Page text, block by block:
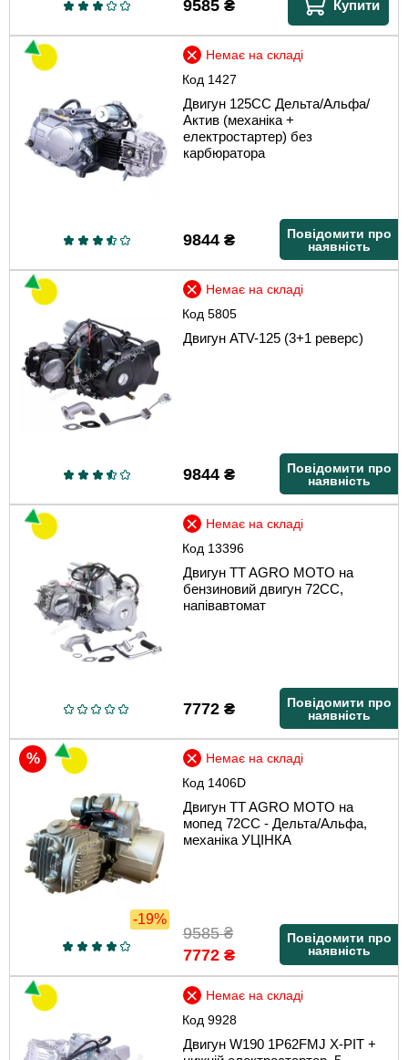
9585₴ Купити
Код 1427
Немає на складі
Двигун 125CC Дельта/Альфа/
Актив (механіка +
електростартер) без
карбюратора
9844₴
Повідомити про
наявність
Код5805
Немає на складі
Двигун ATV-125 (3+1 реверс)
9844₴
Повідомити про
наявність
Код 13396
Немає на складі
Двигун TT AGRO MOTO на
бензиновий двигун 72CC,
напівавтомат
7772₴
Повідомити про
наявність
Код 1406D
-19%
Немає на складі
Двигун TT AGRO MOTO на
мопед 72CC - Дельта/Альфа,
механіка УЦІНКА
7772₴
9585₴
Повідомити про
наявність
Код9928
Немає на складі
Двигун W190 1P62FMJ X-PIT +